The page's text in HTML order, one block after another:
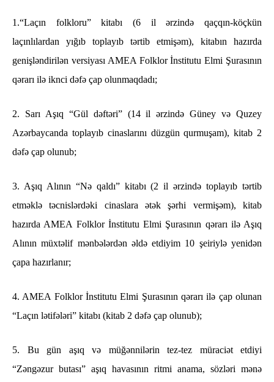
1.“Laçın folkloru” kitabı (6 il ərzində qaçqın-köçkün
laçınlılardan yığıb toplayıb tərtib etmişəm), kitabın hazırda
genişləndirilən versiyası AMEA Folklor İnstitutu Elmi Şurasının
qərarı ilə iknci dəfə çap olunmaqdadı;
2. Sarı Aşıq “Gül dəftəri” (14 il ərzində Güney və Quzey
Azərbaycanda toplayıb cinaslarını düzgün qurmuşam), kitab 2
dəfə çap olunub;
3. Aşıq Alının “Nə qaldı” kitabı (2 il ərzində toplayıb tərtib
etməklə təcnislərdəki cinaslara ətək şərhi vermişəm), kitab
hazırda AMEA Folklor İnstitutu Elmi Şurasının qərarı ilə Aşıq
Alının müxtəlif mənbələrdən əldə etdiyim 10 şeiriylə yenidən
çapa hazırlanır;
4. AMEA Folklor İnstitutu Elmi Şurasının qərarı ilə çap olunan
“Laçın lətifələri” kitabı (kitab 2 dəfə çap olunub);
5. Bu gün aşıq və müğənnilərin tez-tez müraciət etdiyi
“Zəngəzur butası” aşıq havasının ritmi anama, sözləri mənə